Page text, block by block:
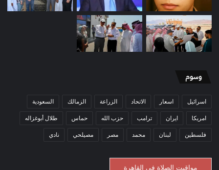
وسوم
اسرائيل اسعار الاتحاد الزراعة الزمالك السعودية
امريكا ايران ترامب حزب الله حماس طلال أبوغزاله
فلسطين لبنان محمد مصر مصيلحي نادي